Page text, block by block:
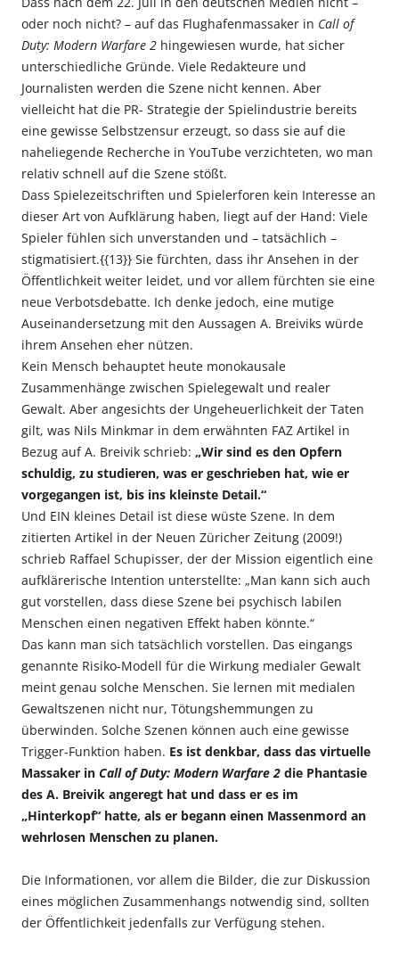
oder noch nicht? – auf das Flughafenmassaker in Call of
Duty: Modern Warfare 2 hingewiesen wurde, hat sicher
unterschiedliche Gründe. Viele Redakteure und
Journalisten werden die Szene nicht kennen. Aber
vielleicht hat die PR- Strategie der Spielindustrie bereits
eine gewisse Selbstzensur erzeugt, so dass sie auf die
naheliegende Recherche in YouTube verzichteten, wo man
relativ schnell auf die Szene stößt.
Dass Spielezeitschriften und Spielerforen kein Interesse an
dieser Art von Aufklärung haben, liegt auf der Hand: Viele
Spieler fühlen sich unverstanden und – tatsächlich –
stigmatisiert.{{13}} Sie fürchten, dass ihr Ansehen in der
Öffentlichkeit weiter leidet, und vor allem fürchten sie eine
neue Verbotsdebatte. Ich denke jedoch, eine mutige
Auseinandersetzung mit den Aussagen A. Breiviks würde
ihrem Ansehen eher nützen.
Kein Mensch behauptet heute monokausale
Zusammenhänge zwischen Spielegewalt und realer
Gewalt. Aber angesichts der Ungeheuerlichkeit der Taten
gilt, was Nils Minkmar in dem erwähnten FAZ Artikel in
Bezug auf A. Breivik schrieb: „Wir sind es den Opfern
schuldig, zu studieren, was er geschrieben hat, wie er
vorgegangen ist, bis ins kleinste Detail.“
Und EIN kleines Detail ist diese wüste Szene. In dem
zitierten Artikel in der Neuen Züricher Zeitung (2009!)
schrieb Raffael Schupisser, der der Mission eigentlich eine
aufklärerische Intention unterstellte: „Man kann sich auch
gut vorstellen, dass diese Szene bei psychisch labilen
Menschen einen negativen Effekt haben könnte.“
Das kann man sich tatsächlich vorstellen. Das eingangs
genannte Risiko-Modell für die Wirkung medialer Gewalt
meint genau solche Menschen. Sie lernen mit medialen
Gewaltszenen nicht nur, Tötungshemmungen zu
überwinden. Solche Szenen können auch eine gewisse
Trigger-Funktion haben. Es ist denkbar, dass das virtuelle
Massaker in Call of Duty: Modern Warfare 2 die Phantasie
des A. Breivik angeregt hat und dass er es im
„Hinterkopf“ hatte, als er begann einen Massenmord an
wehrlosen Menschen zu planen.
Die Informationen, vor allem die Bilder, die zur Diskussion
eines möglichen Zusammenhangs notwendig sind, sollten
der Öffentlichkeit jedenfalls zur Verfügung stehen.